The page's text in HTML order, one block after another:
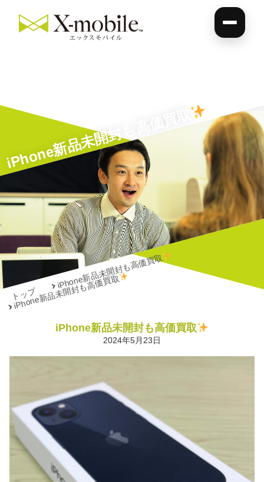
iPhone新品未開封も高価買取
トップ
iPhone新品未開封も高価買取
iPhone新品未開封も高価買取
iPhone新品未開封も高価買取
2024年5月23日